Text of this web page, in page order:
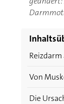
Von
Die